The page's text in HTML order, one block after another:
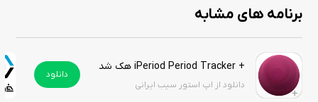
برنامه های مشابه
+ iPeriod Period Tracker هک شده
دانلود از اپ استور سیب ایرانی
دانلود